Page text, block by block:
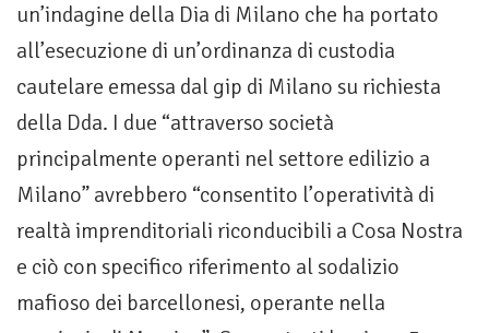
un’indagine della Dia di Milano che ha portato
all’esecuzione di un’ordinanza di custodia
cautelare emessa dal gip di Milano su richiesta
della Dda. I due “attraverso società
principalmente operanti nel settore edilizio a
Milano” avrebbero “consentito l’operatività di
realtà imprenditoriali riconducibili a Cosa Nostra
e ciò con specifico riferimento al sodalizio
mafioso dei barcellonesi, operante nella